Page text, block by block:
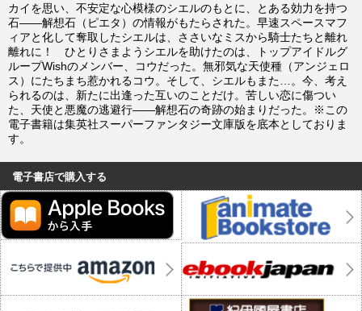
カイを思い、不安定な心模様のシエルのもとに、とある効力を持つ
石――解想石（ピエタ）の情報がもたらされた。早速スペースマフ
ィアと化して奪取したシエルは、ささいなミスから騎士たちと離れ
離れに！ ひとりさまようシエルを助けたのは、トップアイドルグ
ループWishのメンバー、コウだった。無邪気な天使種（アンジェロ
ス）にたちまち惹かれるコウ。そして、シエルもまた…。今、考え
られるのは、新たに出逢った互いのことだけ。苦しい恋に傷つい
た、天使と悪魔の逃避行――解想石の奇跡の始まりだった。※この
電子書籍は集英社スーパーファンタジー文庫版を底本としておりま
す。
電子書店で購入する